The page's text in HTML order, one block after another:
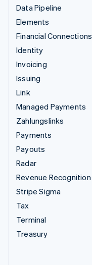
Data Pipeline
Elements
Financial Connections
Identity
Invoicing
Issuing
Link
Managed Payments
Zahlungslinks
Payments
Payouts
Radar
Revenue Recognition
Stripe Sigma
Tax
Terminal
Treasury